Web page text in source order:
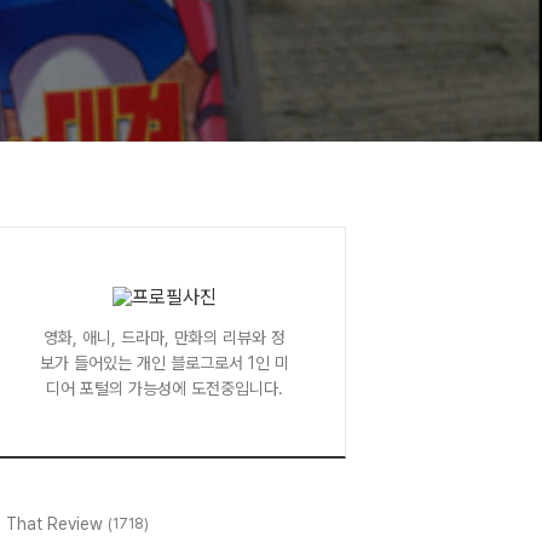
영화, 애니, 드라마, 만화의 리뷰와 정
보가 들어있는 개인 블로그로서 1인 미
디어 포털의 가능성에 도전중입니다.
That Review (1718)